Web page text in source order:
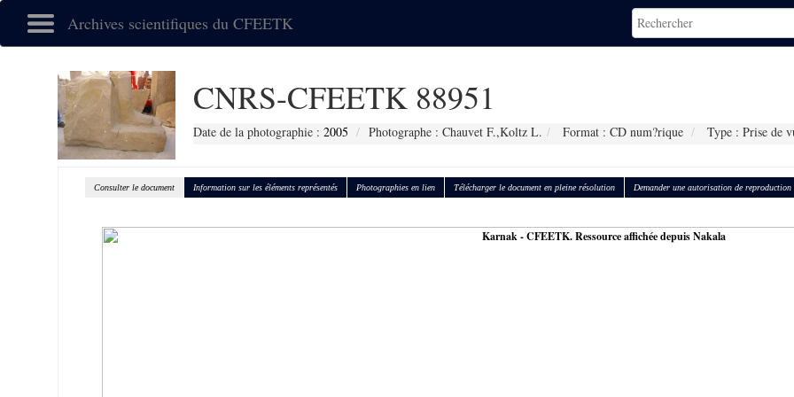
Archives scientifiques du CFEETK
CNRS-CFEETK 88951
Date de la photographie :2005 Photographe : Chauvet F.,Koltz L. Format : CD num?rique Type : Prise de
Consulter le document Information sur les éléments représentés Photographies en lien Télécharger le document en pleine résolution Demander une autorisation de reproduction